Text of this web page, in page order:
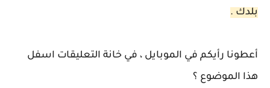
بلدك .
أعطونا رأيكم في الموبايل ، في خانة التعليقات اسفل
هذا الموضوع ؟